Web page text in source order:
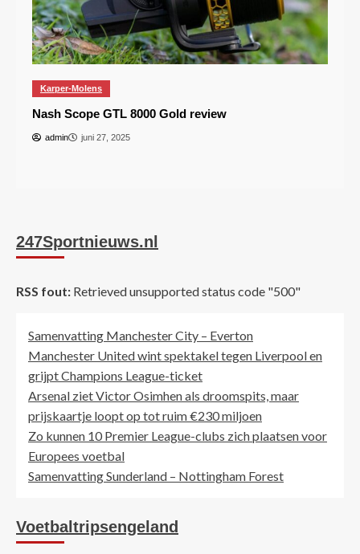
Karper-Molens
Nash Scope GTL 8000 Gold review
admin juni 27, 2025
247Sportnieuws.nl
RSS fout: Retrieved unsupported status code "500"
Samenvatting Manchester City – Everton
Manchester United wint spektakel tegen Liverpool en
grijpt Champions League-ticket
Arsenal ziet Victor Osimhen als droomspits, maar
prijskaartje loopt op tot ruim €230 miljoen
Zo kunnen 10 Premier League-clubs zich plaatsen voor
Europees voetbal
Samenvatting Sunderland – Nottingham Forest
Voetbaltripsengeland